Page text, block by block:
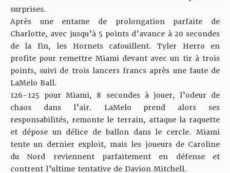
surprises.
Après une entame de prolongation parfaite de
Charlotte, avec jusqu’à 5 points d’avance à 20 secondes
de la fin, les Hornets cafouillent. Tyler Herro en
profite pour remettre Miami devant avec un tir à trois
points, suivi de trois lancers francs après une faute de
LaMelo Ball.
126-125 pour Miami, 8 secondes à jouer, l’odeur de
chaos dans l’air. LaMelo prend alors ses
responsabilités, remonte le terrain, attaque la raquette
et dépose un délice de ballon dans le cercle. Miami
tente un dernier exploit, mais les joueurs de Caroline
du Nord reviennent parfaitement en défense et
contrent l’ultime tentative de Davion Mitchell.